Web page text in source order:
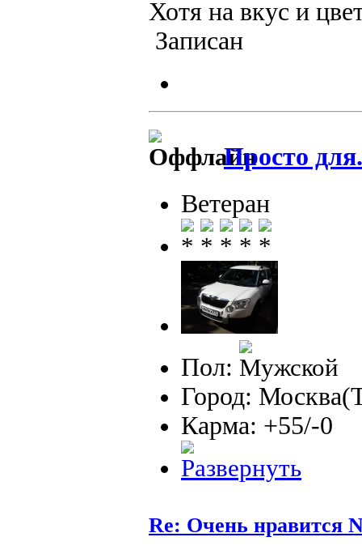
Хотя на вкус и
Записан
Просто
Ветеран
Пол:
Город:
Карма: +55/-0
Re: Очень нравится